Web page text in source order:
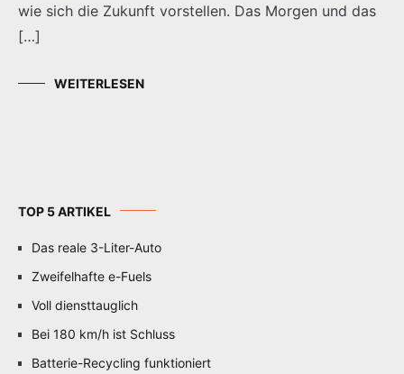
wie sich die Zukunft vorstellen. Das Morgen und das
[…]
WEITERLESEN
TOP 5 ARTIKEL
Das reale 3-Liter-Auto
Zweifelhafte e-Fuels
Voll diensttauglich
Bei 180 km/h ist Schluss
Batterie-Recycling funktioniert